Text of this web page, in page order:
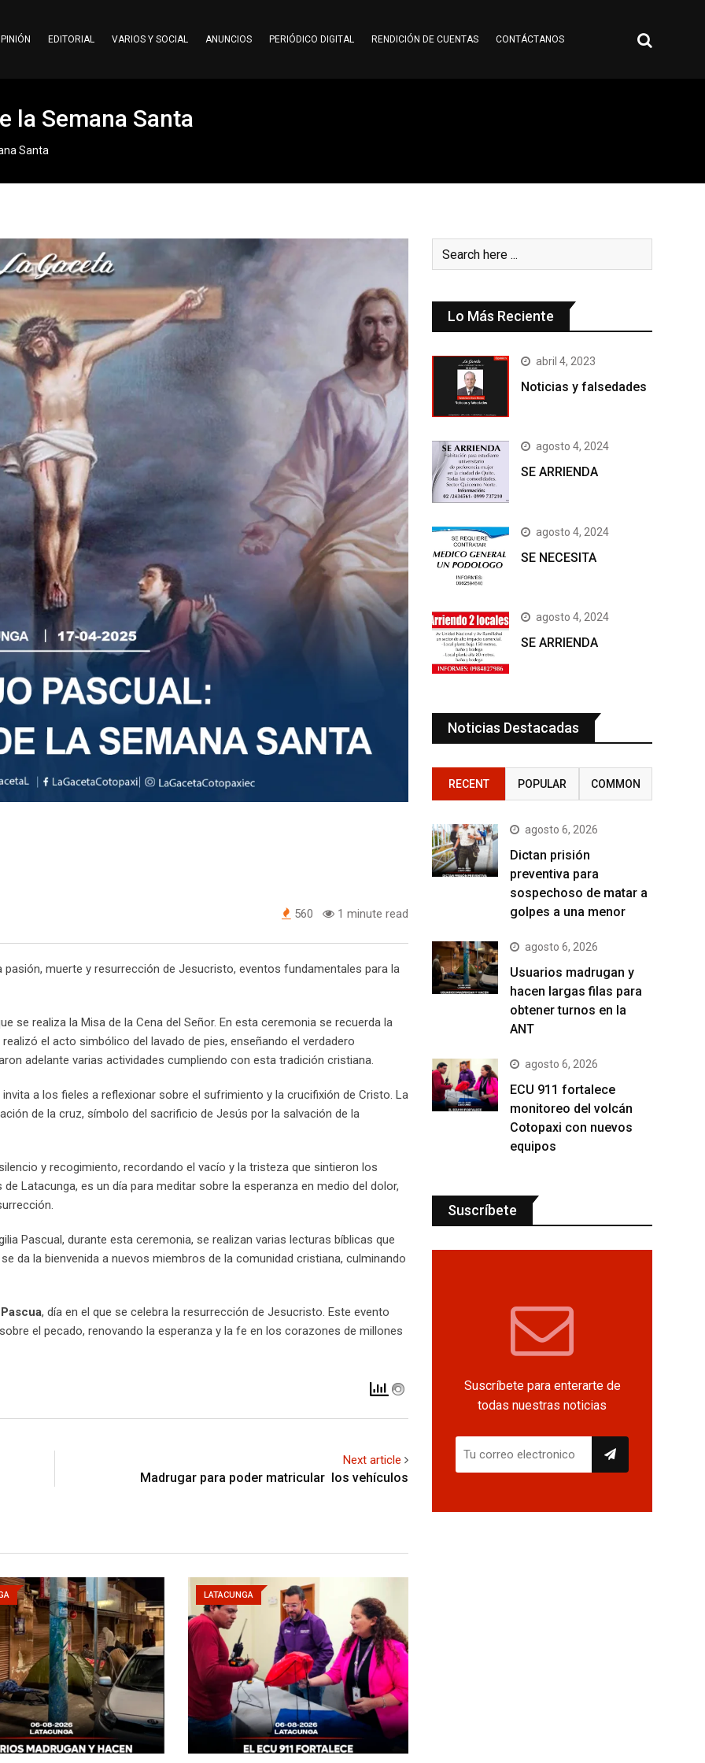
EDITORIAL VARIOS Y SOCIAL ANUNCIOS PERIÓDICO DIGITAL RENDICIÓN DE CUENTAS CONTÁCTANOS
la Semana Santa
Santa
560 1 minute read
muerte y resurrección de Jesucristo, eventos fundamentales para la
se realiza la Misa de la Cena del Señor. En esta ceremonia se recuerda la
el acto simbólico del lavado de pies, enseñando el verdadero
adelante varias actividades cumpliendo con esta tradición cristiana.
a los fieles a reflexionar sobre el sufrimiento y la crucifixión de Cristo. La
de la cruz, símbolo del sacrificio de Jesús por la salvación de la
y recogimiento, recordando el vacío y la tristeza que sintieron los
Latacunga, es un día para meditar sobre la esperanza en medio del dolor,
Pascual, durante esta ceremonia, se realizan varias lecturas bíblicas que
da la bienvenida a nuevos miembros de la comunidad cristiana, culminando
, día en el que se celebra la resurrección de Jesucristo. Este evento
el pecado, renovando la esperanza y la fe en los corazones de millones
Next article
Madrugar para poder matricular los vehículos
LATACUNGA
Lo Más Reciente
abril 4, 2023
Noticias y falsedades
agosto 4, 2024
SE ARRIENDA
agosto 4, 2024
SE NECESITA
agosto 4, 2024
SE ARRIENDA
Noticias Destacadas
RECENT POPULAR COMMON
agosto 6, 2026
Dictan prisión
preventiva para
sospechoso de matar a
golpes a una menor
agosto 6, 2026
Usuarios madrugan y
hacen largas filas para
obtener turnos en la
ANT
agosto 6, 2026
ECU 911 fortalece
monitoreo del volcán
Cotopaxi con nuevos
equipos
Suscríbete
Suscríbete para enterarte de
todas nuestras noticias